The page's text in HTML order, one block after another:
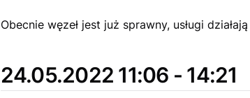
Obecnie węzeł jest już sprawny, usługi
24.05.2022 11:06 - 14:21